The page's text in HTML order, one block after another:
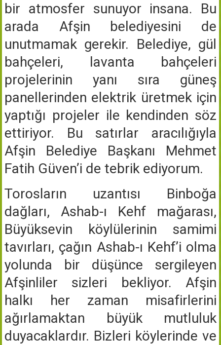
bir atmosfer sunuyor insana. Bu
arada Afşin belediyesini de
unutmamak gerekir. Belediye, gül
bahçeleri, lavanta bahçeleri
projelerinin yanı sıra güneş
panellerinden elektrik üretmek için
yaptığı projeler ile kendinden söz
ettiriyor. Bu satırlar aracılığıyla
Afşin Belediye Başkanı Mehmet
Fatih Güven’i de tebrik ediyorum.
Torosların uzantısı Binboğa
dağları, Ashab-ı Kehf mağarası,
Büyüksevin köylülerinin samimi
tavırları, çağın Ashab-ı Kehf’i olma
yolunda bir düşünce sergileyen
Afşinliler sizleri bekliyor. Afşin
halkı her zaman misafirlerini
ağırlamaktan büyük mutluluk
duyacaklardır. Bizleri köylerinde ve